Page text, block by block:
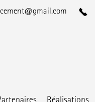
Réalisations